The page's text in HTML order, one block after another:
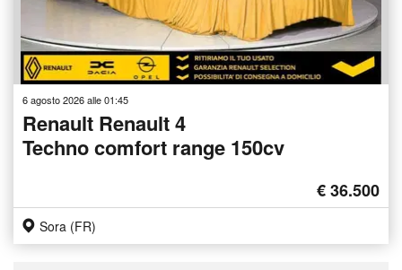
6 agosto 2026 alle 01:45
Renault Renault 4
Techno comfort range 150cv
€ 36.500
Sora (FR)